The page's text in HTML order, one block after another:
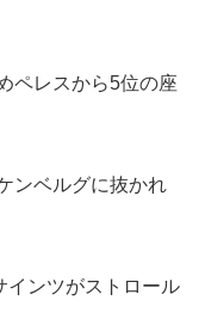
ペレスから5位の座
ンベルグに抜かれ
インツがストロール